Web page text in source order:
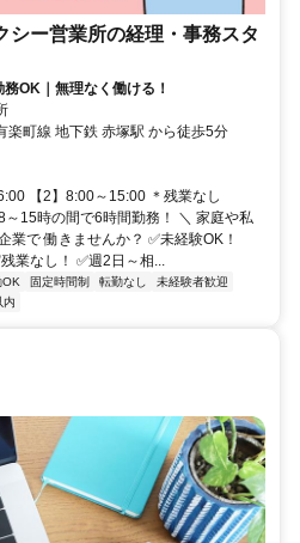
ー営業所の経理・事務スタ
OK｜無理なく働ける！
楽町線 地下鉄 赤塚駅 から徒歩5分
【2】8:00～15:00 ＊残業なし
15時の間で6時間勤務！ ＼ 家庭や私
業で 働きませんか？ ✅未経験OK！
業なし！ ✅週2日～相...
OK 固定時間制 転勤なし
未経験者歓迎
内